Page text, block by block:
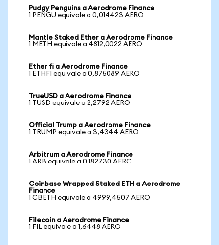
Pudgy Penguins a Aerodrome Finance
1 PENGU equivale a 0,014423 AERO
Mantle Staked Ether a Aerodrome Finance
1 METH equivale a 4812,0022 AERO
Ether fi a Aerodrome Finance
1 ETHFI equivale a 0,875089 AERO
TrueUSD a Aerodrome Finance
1 TUSD equivale a 2,2792 AERO
Official Trump a Aerodrome Finance
1 TRUMP equivale a 3,4344 AERO
Arbitrum a Aerodrome Finance
1 ARB equivale a 0,182730 AERO
Coinbase Wrapped Staked ETH a Aerodrome
Finance
1 CBETH equivale a 4999,4507 AERO
Filecoin a Aerodrome Finance
1 FIL equivale a 1,6448 AERO